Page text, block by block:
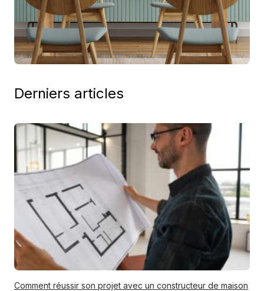
Derniers articles
Comment réussir son projet avec un constructeur de maison